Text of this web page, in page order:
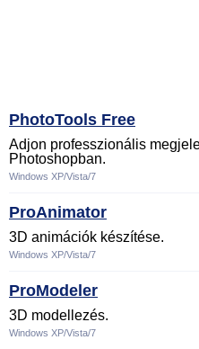
PhotoTools Free
Adjon professzionális
Photoshopban.
Windows XP/Vista/7
ProAnimator
3D animációk készítése.
Windows XP/Vista/7
ProModeler
3D modellezés.
Windows XP/Vista/7